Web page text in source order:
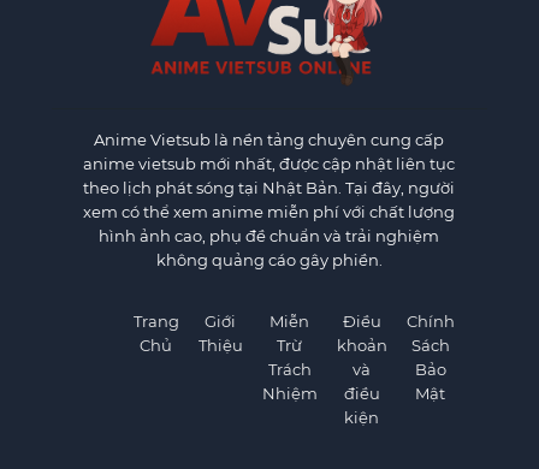
Anime Vietsub là nền tảng chuyên cung cấp
anime vietsub mới nhất, được cập nhật liên tục
theo lịch phát sóng tại Nhật Bản. Tại đây, người
xem có thể xem anime miễn phí với chất lượng
hình ảnh cao, phụ đề chuẩn và trải nghiệm
không quảng cáo gây phiền.
Trang
Chủ
Giới
Thiệu
Miễn
Trừ
Trách
Nhiệm
Điều
khoản
và
điều
kiện
Chính
Sách
Bảo
Mật